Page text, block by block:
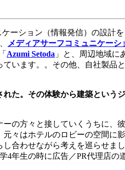
ーション（情報発信）の設計
メディアサーフコミュニケーシ
Azumi Setoda 」と、周辺地域に
います。。その他、自社製品
た。その体験から建築という
の方々と接していくうちに、
々はホテルのロビーの空間に
合わせながら考えを巡らせま
4年生の時に広告／PR代理店の